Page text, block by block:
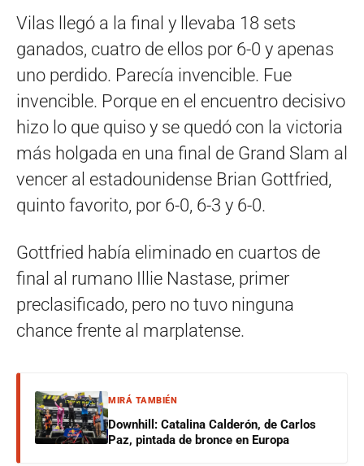
Vilas llegó a la final y llevaba 18 sets
ganados, cuatro de ellos por 6-0 y apenas
uno perdido. Parecía invencible. Fue
invencible. Porque en el encuentro decisivo
hizo lo que quiso y se quedó con la victoria
más holgada en una final de Grand Slam al
vencer al estadounidense Brian Gottfried,
quinto favorito, por 6-0, 6-3 y 6-0.
Gottfried había eliminado en cuartos de
final al rumano Illie Nastase, primer
preclasificado, pero no tuvo ninguna
chance frente al marplatense.
MIRÁ TAMBIÉN
Downhill: Catalina Calderón, de Carlos
Paz, pintada de bronce en Europa